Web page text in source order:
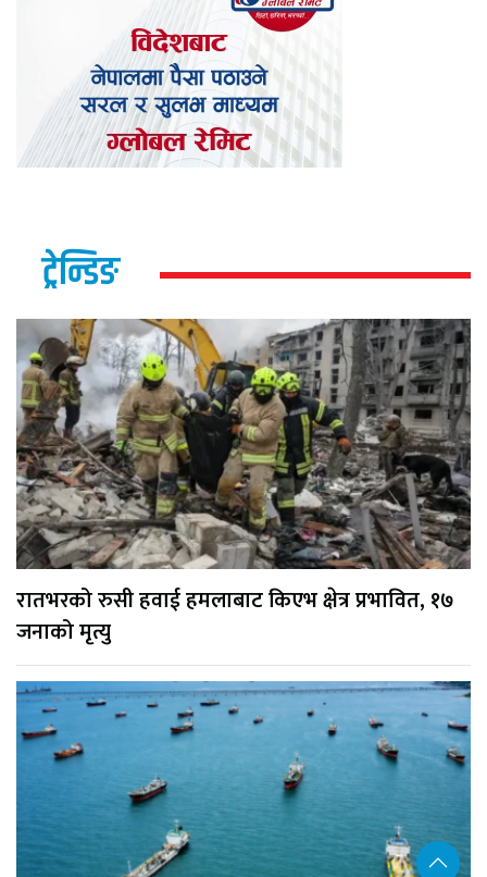
ट्रेन्डिङ
रातभरको रुसी हवाई हमलाबाट किएभ क्षेत्र प्रभावित, १७
जनाको मृत्यु